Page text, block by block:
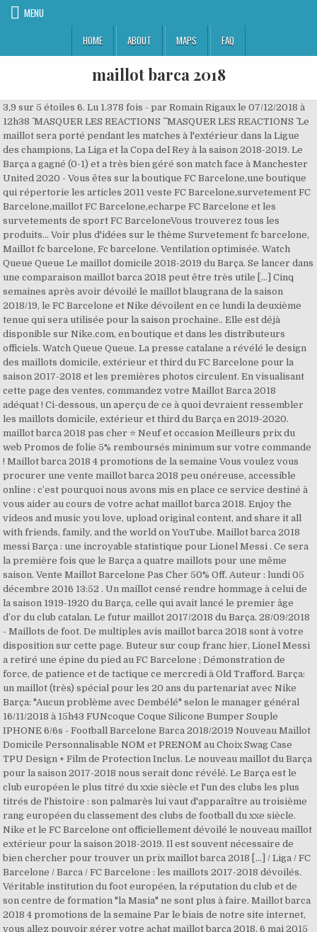
MENU
HOME
ABOUT MAPS FAQ
maillot barca 2018
3,9 sur 5 étoiles 6. Lu 1.378 fois - par Romain Rigaux le 07/12/2018 à
12h38 ^ MASQUER LES REACTIONS ^ ^ MASQUER LES REACTIONS ^ Le
maillot sera porté pendant les matches à l'extérieur dans la Ligue
des champions, La Liga et la Copa del Rey à la saison 2018-2019. Le
Barça a gagné (0-1) et a très bien géré son match face à Manchester
United 2020 - Vous êtes sur la boutique FC Barcelone,une boutique
qui répertorie les articles 2011 veste FC Barcelone,survetement FC
Barcelone,maillot FC Barcelone,echarpe FC Barcelone et les
survetements de sport FC BarceloneVous trouverez tous les
produits... Voir plus d'idées sur le thème Survetement fc barcelone,
Maillot fc barcelone, Fc barcelone. Ventilation optimisée. Watch
Queue Queue Le maillot domicile 2018-2019 du Barça. Se lancer dans
une comparaison maillot barca 2018 peut être très utile […] Cinq
semaines après avoir dévoilé le maillot blaugrana de la saison
2018/19, le FC Barcelone et Nike dévoilent en ce lundi la deuxième
tenue qui sera utilisée pour la saison prochaine.. Elle est déjà
disponible sur Nike.com, en boutique et dans les distributeurs
officiels. Watch Queue Queue. La presse catalane a révélé le design
des maillots domicile, extérieur et third du FC Barcelone pour la
saison 2017-2018 et les premières photos circulent. En visualisant
cette page des ventes, commandez votre Maillot Barca 2018
adéquat ! Ci-dessous, un aperçu de ce à quoi devraient ressembler
les maillots domicile, extérieur et third du Barça en 2019-2020.
maillot barca 2018 pas cher ⭐ Neuf et occasion Meilleurs prix du
web Promos de folie 5% remboursés minimum sur votre commande
! Maillot barca 2018 4 promotions de la semaine Vous voulez vous
procurer une vente maillot barca 2018 peu onéreuse, accessible
online : c’est pourquoi nous avons mis en place ce service destiné à
vous aider au cours de votre achat maillot barca 2018. Enjoy the
videos and music you love, upload original content, and share it all
with friends, family, and the world on YouTube. Maillot barca 2018
messi Barça : une incroyable statistique pour Lionel Messi . Ce sera
la première fois que le Barça a quatre maillots pour une même
saison. Vente Maillot Barcelone Pas Cher 50% Off. Auteur : lundi 05
décembre 2016 13:52 . Un maillot censé rendre hommage à celui de
la saison 1919-1920 du Barça, celle qui avait lancé le premier âge
d’or du club catalan. Le futur maillot 2017/2018 du Barça. 28/09/2018
- Maillots de foot. De multiples avis maillot barca 2018 sont à votre
disposition sur cette page. Buteur sur coup franc hier, Lionel Messi
a retiré une épine du pied au FC Barcelone ; Démonstration de
force, de patience et de tactique ce mercredi à Old Trafford. Barça:
un maillot (très) spécial pour les 20 ans du partenariat avec Nike
Barça: "Aucun problème avec Dembélé" selon le manager général
16/11/2018 à 15h43 FUNcoque Coque Silicone Bumper Souple
IPHONE 6/6s - Football Barcelone Barca 2018/2019 Nouveau Maillot
Domicile Personnalisable NOM et PRENOM au Choix Swag Case
TPU Design + Film de Protection Inclus. Le nouveau maillot du Barça
pour la saison 2017-2018 nous serait donc révélé. Le Barça est le
club européen le plus titré du xxie siècle et l'un des clubs les plus
titrés de l'histoire : son palmarès lui vaut d'apparaître au troisième
rang européen du classement des clubs de football du xxe siècle.
Nike et le FC Barcelone ont officiellement dévoilé le nouveau maillot
extérieur pour la saison 2018-2019. Il est souvent nécessaire de
bien chercher pour trouver un prix maillot barca 2018 […] / Liga / FC
Barcelone / Barca / FC Barcelone : les maillots 2017-2018 dévoilés.
Véritable institution du foot européen, la réputation du club et de
son centre de formation "la Masia" ne sont plus à faire. Maillot barca
2018 4 promotions de la semaine Par le biais de notre site internet,
vous allez pouvoir gérer votre achat maillot barca 2018. 6 mai 2015